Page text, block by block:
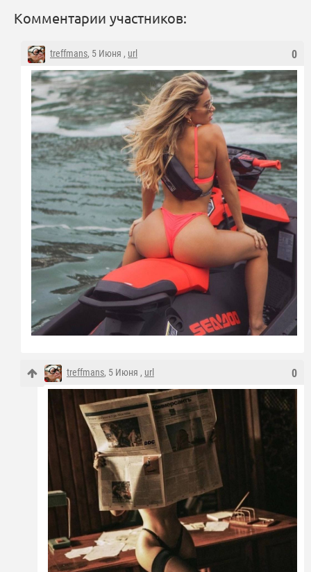
Комментарии участников:
0
treffmans, 5 Июня , url
0
treffmans, 5 Июня , url